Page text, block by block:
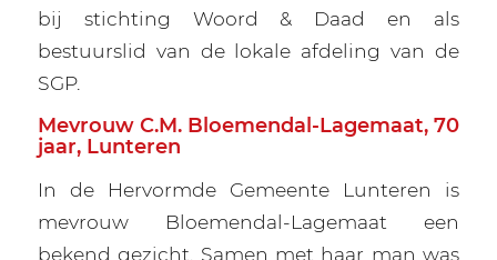
bij stichting Woord & Daad en als
bestuurslid van de lokale afdeling van de
SGP.
Mevrouw C.M. Bloemendal-Lagemaat, 70
jaar, Lunteren
In de Hervormde Gemeente Lunteren is
mevrouw Bloemendal-Lagemaat een
bekend gezicht. Samen met haar man was